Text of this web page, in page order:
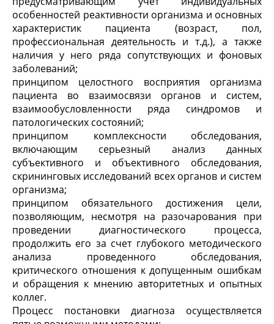
особенностей реактивности организма и основных
характеристик пациента (возраст, пол,
профессиональная деятельность и т.д.), а также
наличия у него ряда сопутствующих и фоновых
заболеваний;
принципом целостного восприятия организма
пациента во взаимосвязи органов и систем,
взаимообусловленности ряда синдромов и
патологических состояний;
принципом комплексности обследования,
включающим серьезный анализ данных
субъективного и объективного обследования,
скрининговых исследований всех органов и систем
организма;
принципом обязательного достижения цели,
позволяющим, несмотря на разочарования при
проведении диагностического процесса,
продолжить его за счет глубокого методического
анализа проведенного обследования,
критического отношения к допущенным ошибкам
и обращения к мнению авторитетных и опытных
коллег.
Процесс постановки диагноза осуществляется